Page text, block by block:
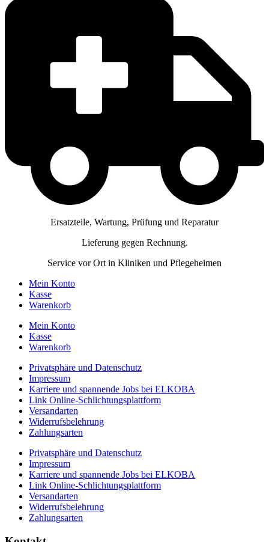
Ersatzteile, Wartung, Prüfung und Reparatur
Lieferung gegen Rechnung.
Service vor Ort in Kliniken und Pflegeheimen
Mein Konto
Kasse
Warenkorb
Mein Konto
Kasse
Warenkorb
Privatsphäre und Datenschutz
Impressum
Karriere und spannende Jobs bei ELKOBA
Link Online-Schlichtungsplattform
Versandarten
Widerrufsbelehrung
Zahlungsarten
Privatsphäre und Datenschutz
Impressum
Karriere und spannende Jobs bei ELKOBA
Link Online-Schlichtungsplattform
Versandarten
Widerrufsbelehrung
Zahlungsarten